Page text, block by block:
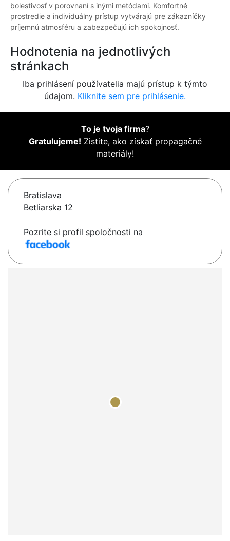
bolestivosť v porovnaní s inými metódami. Komfortné
prostredie a individuálny prístup vytvárajú pre zákazníčky
príjemnú atmosféru a zabezpečujú ich spokojnosť.
Hodnotenia na jednotlivých
stránkach
Iba prihlásení používatelia majú prístup k týmto
údajom. Kliknite sem pre prihlásenie.
To je tvoja firma?
Gratulujeme! Zistite, ako získať propagačné
materiály!
Bratislava
Betliarska 12
Pozrite si profil spoločnosti na